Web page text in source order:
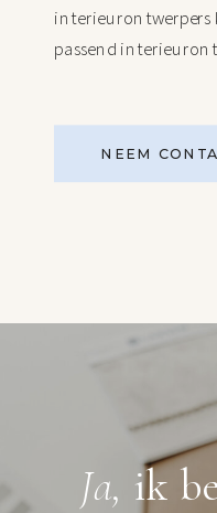
NEEM
interieurontwerpers
passend
Ja, ik